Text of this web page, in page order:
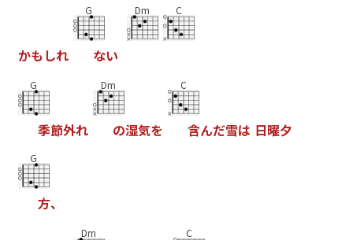
かもしれ
G
ない
Dm C
G
季節外れ
Dm
の湿気を
C
含んだ雪は 日曜夕
G
方、
Dm C